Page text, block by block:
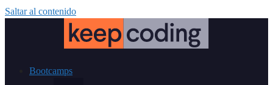
Saltar al contenido
Bootcamps